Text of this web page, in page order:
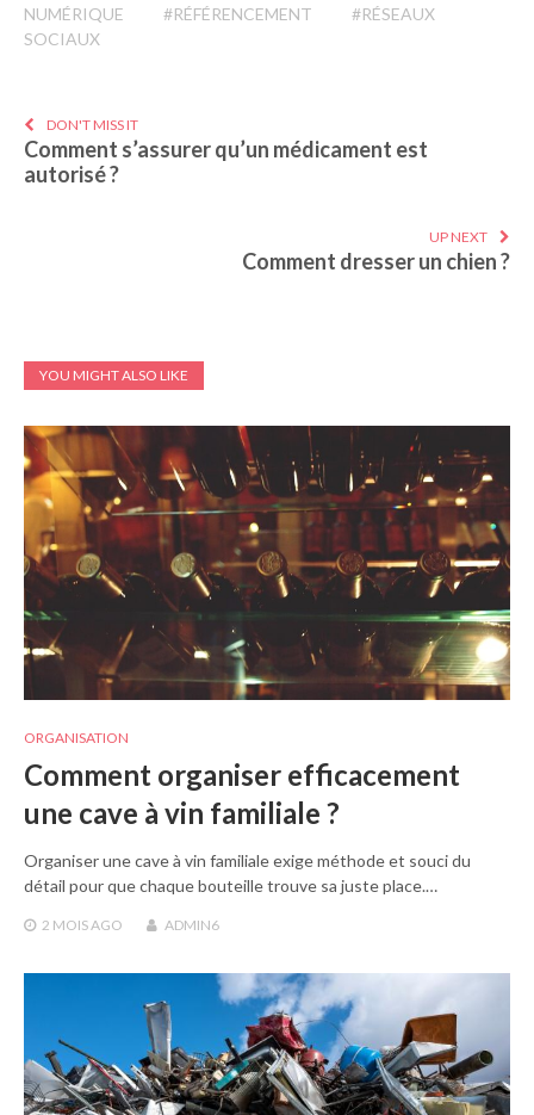
NUMÉRIQUE
#RÉFÉRENCEMENT
#RÉSEAUX
SOCIAUX
DON'T MISS IT
Comment s’assurer qu’un médicament est
autorisé ?
UP NEXT
Comment dresser un chien ?
YOU MIGHT ALSO LIKE
ORGANISATION
Comment organiser efficacement
une cave à vin familiale ?
Organiser une cave à vin familiale exige méthode et souci du
détail pour que chaque bouteille trouve sa juste place.…
2 MOIS AGO ADMIN6